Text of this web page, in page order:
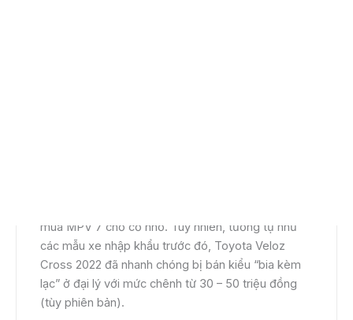
mua MPV 7 chỗ cỡ nhỏ. Tuy nhiên, tương tự như
các mẫu xe nhập khẩu trước đó, Toyota Veloz
Cross 2022 đã nhanh chóng bị bán kiểu “bia kèm
lạc” ở đại lý với mức chênh từ 30 – 50 triệu đồng
(tùy phiên bản).